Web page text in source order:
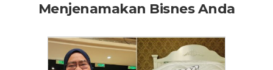
Menjenamakan Bisnes Anda